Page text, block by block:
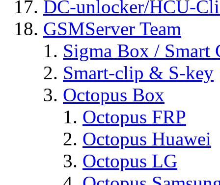
DC-unlocker/HCU-
GSMServer Team
Sigma Box / Smart
Smart-clip & S-key
Octopus Box
Octopus FRP
Octopus Huawei
Octopus LG